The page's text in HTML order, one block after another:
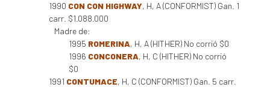
1990 CON CON HIGHWAY, H, A (CONFORMIST) Gan. 1
carr. $1.088.000
Madre de:
1995 ROMERINA, H, A (HITHER) No corrió $0
1996 CONCONERA, H, C (HITHER) No corrió
$0
1991 CONTUMACE, H, C (CONFORMIST) Gan. 5 carr.